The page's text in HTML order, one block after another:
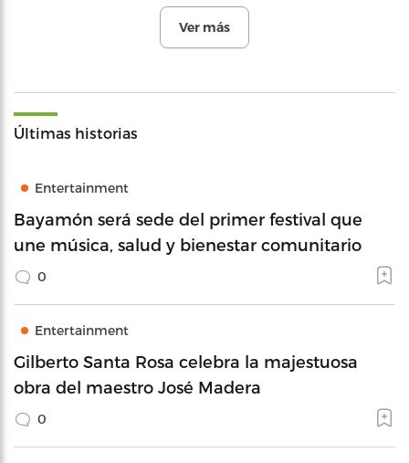
Ver más
Últimas historias
Entertainment
Bayamón será sede del primer festival que
une música, salud y bienestar comunitario
0
Entertainment
Gilberto Santa Rosa celebra la majestuosa
obra del maestro José Madera
0